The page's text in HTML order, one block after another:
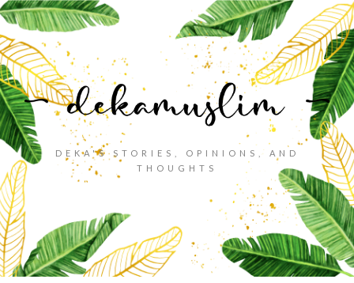
DEKA'S STORIES, OPINIONS, AND
THOUGHTS